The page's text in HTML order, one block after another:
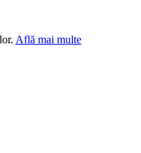
Află mai multe